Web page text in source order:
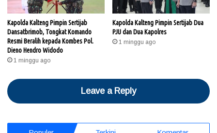
Kapolda Kalteng Pimpin Sertijab
Dansatbrimob, Tongkat Komando
Resmi Beralih kepada Kombes Pol.
Dieno Hendro Widodo
1 minggu ago
Kapolda Kalteng Pimpin Sertijab Dua
PJU dan Dua Kapolres
1 minggu ago
Leave a Reply